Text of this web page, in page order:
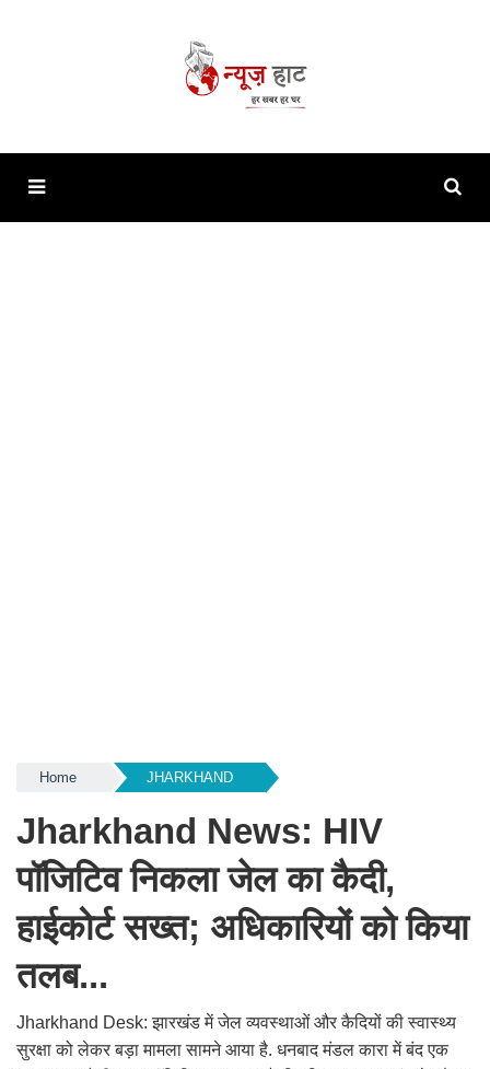
Home JHARKHAND
Jharkhand News: HIV
पॉजिटिव निकला जेल का कैदी,
हाईकोर्ट सख्त; अधिकारियों को किया
तलब...
Jharkhand Desk: झारखंड में जेल व्यवस्थाओं और कैदियों की स्वास्थ्य
सुरक्षा को लेकर बड़ा मामला सामने आया है. धनबाद मंडल कारा में बंद एक